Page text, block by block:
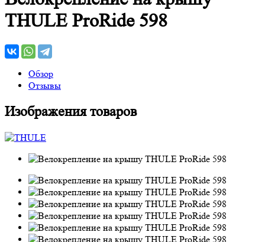
THULE ProRide 598
Обзор
Отзывы
Изображения товаров